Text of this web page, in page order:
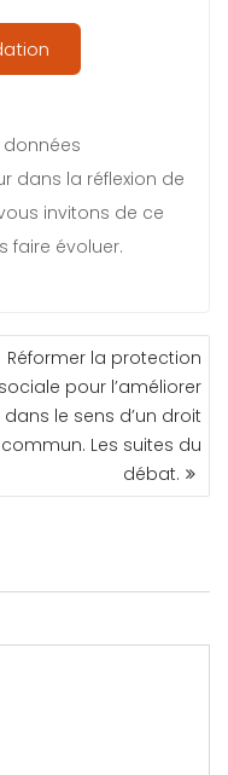
données
dans la réflexion de
invitons de ce
faire évoluer.
Réformer la protection
sociale pour l’améliorer
dans le sens d’un droit
commun. Les suites du
débat.